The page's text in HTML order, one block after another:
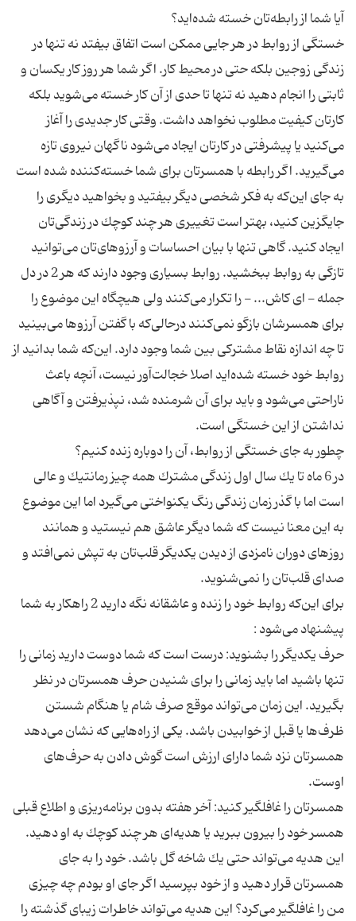
خستگی از روابط در هر جایی ممكن است اتفاق بیفتد نه تنها در
زندگی زوجین بلكه حتی در محیط كار. اگر شما هر روز كار یكسان و
ثابتی را انجام دهید نه تنها تا حدی از آن كار خسته می‌شوید بلكه
كارتان كیفیت مطلوب نخواهد داشت. وقتی كار جدیدی را آغاز
می‌كنید یا پیشرفتی در كارتان ایجاد می‌شود ناگهان نیروی تازه
می‌گیرید. اگر رابطه با همسرتان برای شما خسته‌كننده شده است
به جای این‌كه به فكر شخصی دیگر بیفتید و بخواهید دیگری را
جایگزین كنید، بهتر است تغییری هر چند كوچك در زندگی‌تان
ایجاد كنید. گاهی تنها با بیان احساسات و آرزوهای‌تان می‌توانید
تازگی به روابط ببخشید. روابط بسیاری وجود دارند كه هر 2 در دل
جمله -‌ ای كاش... - را تكرار می‌كنند ولی هیچگاه این موضوع را
برای همسرشان بازگو نمی‌‌كنند درحالی‌كه با گفتن آرزوها می‌بینید
تا چه اندازه نقاط مشتركی بین شما وجود دارد. این‌كه شما بدانید از
روابط خود خسته شده‌اید اصلا خجالت‌آور نیست، آنچه باعث
ناراحتی می‌شود و باید برای آن شرمنده شد، نپذیرفتن و آگاهی
در 6 ماه تا یك سال اول زندگی مشترك همه چیز رمانتیك و عالی
است اما با گذر زمان زندگی رنگ یكنواختی می‌گیرد اما این موضوع
به این معنا نیست كه شما دیگر عاشق هم نیستید و همانند
روز‌های دوران نامزدی از دیدن یكدیگر قلب‌تان به تپش نمی‌افتد و
برای این‌كه روابط خود را زنده و عاشقانه نگه دارید 2 راهكار به شما
حرف یكدیگر را بشنوید: درست است كه شما دوست دارید زمانی را
تنها باشید اما باید زمانی را برای شنیدن حرف همسرتان در نظر
بگیرید. این زمان می‌تواند موقع صرف شام یا هنگام شستن
ظرف‌ها یا قبل از خوابیدن باشد. یكی از راه‌هایی كه نشان می‌دهد
همسرتان نزد شما دارای ارزش است گوش دادن به حرف‌های
همسرتان را غافلگیر كنید: آخر هفته بدون برنامه‌ریزی و اطلاع قبلی
همسر خود را بیرون ببرید یا هدیه‌ای هر چند كوچك به او دهید.
این هدیه می‌تواند حتی یك شاخه گل باشد. خود را به جای
همسرتان قرار دهید و از خود بپرسید اگر جای او بودم چه چیزی
من را غافلگیر می‌كرد؟ این هدیه می‌تواند خاطرات زیبای گذشته را